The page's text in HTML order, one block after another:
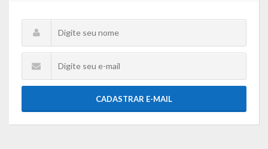
CADASTRAR E-MAIL